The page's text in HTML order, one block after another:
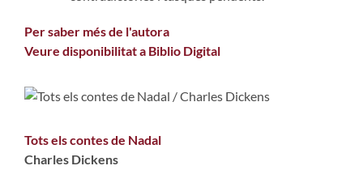
Per saber més de l'autora
Veure disponibilitat a Biblio Digital
Tots els contes de Nadal
Charles Dickens